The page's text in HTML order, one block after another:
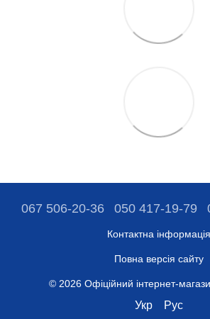
067 506-20-36 050 417-19-79
Контактна інформація
Повна версія сайту
© 2026 Офіційний інтернет-
Укр Рус